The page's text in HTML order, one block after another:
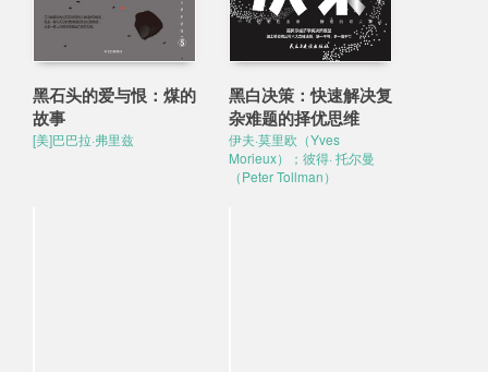
黑石头的爱与恨：煤的
故事
[美]巴巴拉·弗里兹
黑白决策：快速解决复
杂难题的择优思维
伊夫·莫里欧（Yves
Morieux）；彼得· 托尔曼
（Peter Tollman）